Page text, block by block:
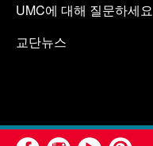
UMC에 대해 질문하세요
교단뉴스